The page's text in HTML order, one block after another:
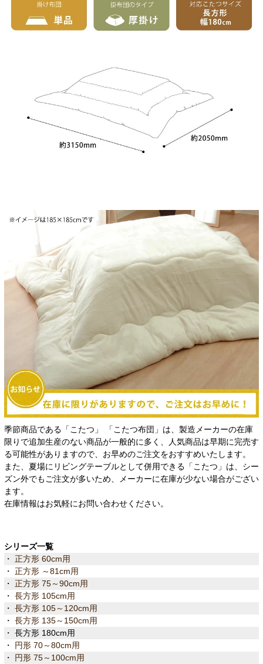
季節商品である「こたつ」 「こたつ布団」は、製造メーカーの在庫
限りで追加生産のない商品が一般的に多く、人気商品は早期に完売す
る可能性がありますので、お早めのご注文をおすすめいたします。
また、夏場にリビングテーブルとして併用できる「こたつ」は、シー
ズン外でもご注文が多いため、メーカーに在庫が少ない場合がござい
ます。
在庫情報はお気軽にお問い合わせください。
シリーズ一覧
・ 正方形 60cm用
・ 正方形 ～81cm用
・ 正方形 75～90cm用
・ 長方形 105cm用
・ 長方形 105～120cm用
・ 長方形 135～150cm用
・ 長方形 180cm用
・ 円形 70～80cm用
・ 円形 75～100cm用